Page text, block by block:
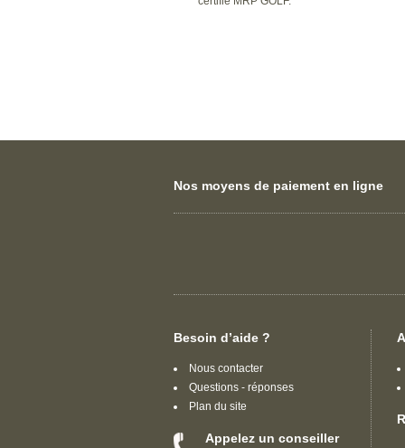
Nos moyens de paiement en ligne
Besoin d’aide ?
Nous contacter
Questions - réponses
Plan du site
Appelez un conseiller